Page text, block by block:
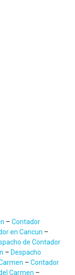
– Contador
en Cancun –
de Contador
– Despacho
– Contador
Carmen –